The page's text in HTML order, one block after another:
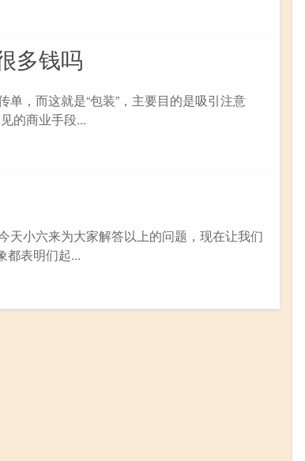
多钱吗
，而这就是“包装”，主要目的是吸引注意
的商业手段...
天小六来为大家解答以上的问题，现在让我们
都表明们起...